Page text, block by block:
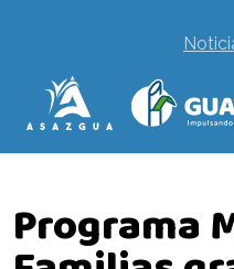
Programa